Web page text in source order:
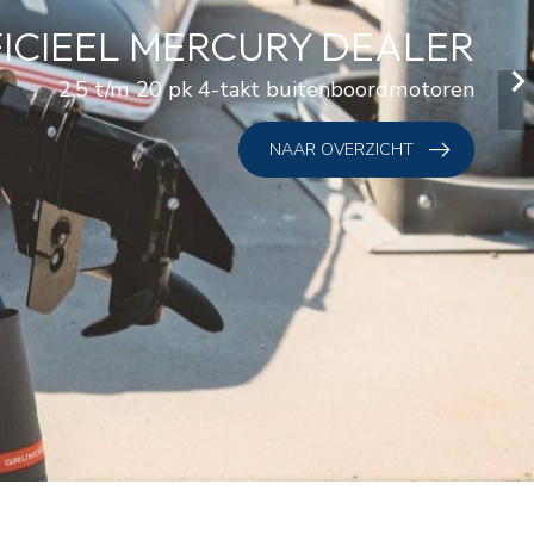
MERCURY DEALER
2.5 t/m 20 pk 4-takt buitenboordmotoren
NAAR OVERZICHT